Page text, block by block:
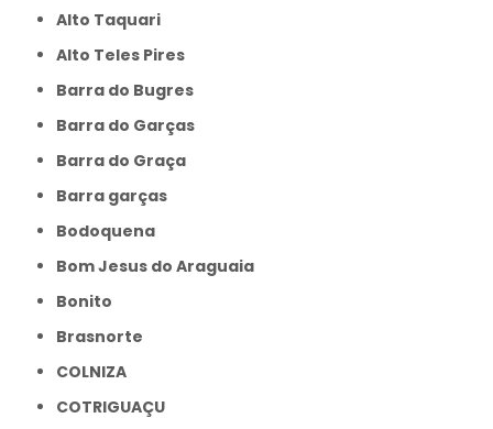
Alto Taquari
Alto Teles Pires
Barra do Bugres
Barra do Garças
Barra do Graça
Barra garças
Bodoquena
Bom Jesus do Araguaia
Bonito
Brasnorte
COLNIZA
COTRIGUAÇU